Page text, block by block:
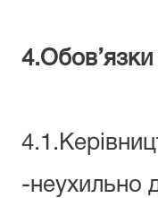
4.Обов’язки
-неухильно